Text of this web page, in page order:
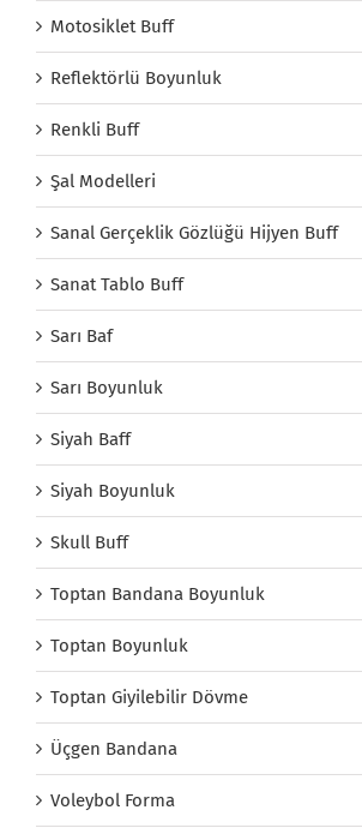
Motosiklet Buff
Reflektörlü Boyunluk
Renkli Buff
Şal Modelleri
Sanal Gerçeklik Gözlüğü Hijyen Buff
Sanat Tablo Buff
Sarı Baf
Sarı Boyunluk
Siyah Baff
Siyah Boyunluk
Skull Buff
Toptan Bandana Boyunluk
Toptan Boyunluk
Toptan Giyilebilir Dövme
Üçgen Bandana
Voleybol Forma